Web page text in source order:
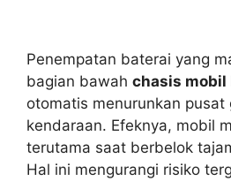
Penempatan baterai yang
bagian bawah chasis
otomatis menurunkan pusat
kendaraan. Efeknya, mobil
terutama saat berbelok
Hal ini mengurangi risiko